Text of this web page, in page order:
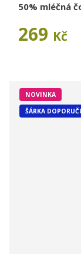
50% mléčná
269 Kč
NOVINKA
ŠÁRKA